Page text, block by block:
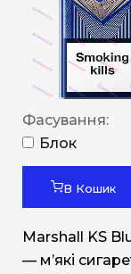
Фасування:
Блок
В Кошик
Marshall KS
— м’які